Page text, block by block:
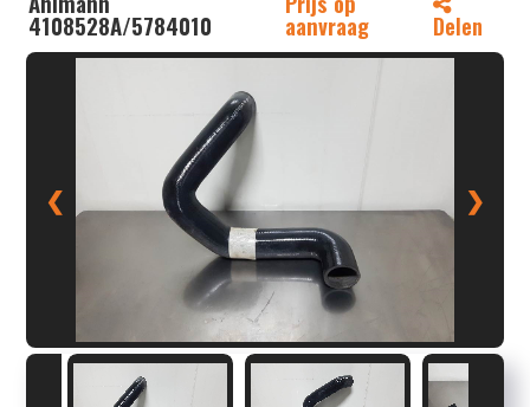
4108528A/5784010 aanvraag Delen
❮ ❯